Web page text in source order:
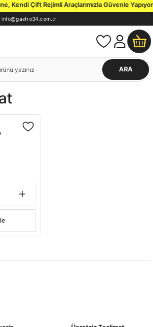
Çift Rejimli Araçlarımızla Güvenle
info@gastro34.com.tr
ARA